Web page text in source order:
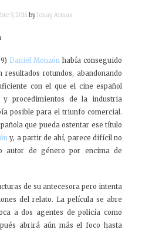
9, 2014 byJonay Armas
Daniel Monzónhabía conseguido
rotundos, abandonando
con el que el cine español
procedimientos de la industria
posible para el triunfo comercial.
que pueda ostentar ese título
y, a partir de ahí, parece difícil no
autor de género por encima de
de su antecesora pero intenta
del relato. La película se abre
a dos agentes de policía como
abrirá aún más el foco hasta